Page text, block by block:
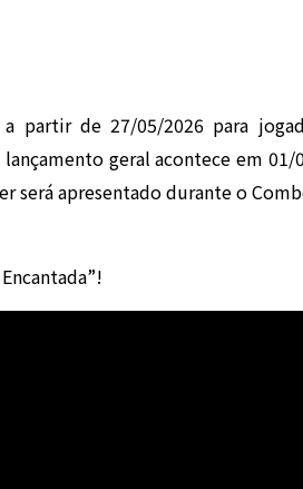
partir de 27/05/2026 para
geral acontece em 01/
será apresentado durante o